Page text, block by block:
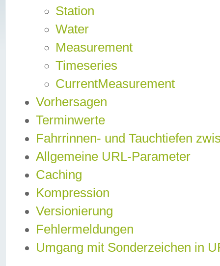
Station
Water
Measurement
Timeseries
CurrentMeasurement
Vorhersagen
Terminwerte
Fahrrinnen- und Tauchtiefen
Allgemeine URL-Parameter
Caching
Kompression
Versionierung
Fehlermeldungen
Umgang mit Sonderzeichen in